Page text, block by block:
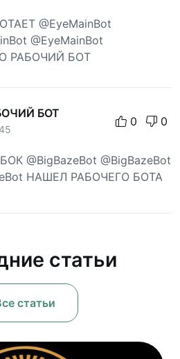
@EyeMainBot
@EyeMainBot
РАБОЧИЙ БОТ
БОТ
0 0
@BigBazeBot @BigBazeBot
НАШЕЛ РАБОЧЕГО БОТА
статьи
статьи